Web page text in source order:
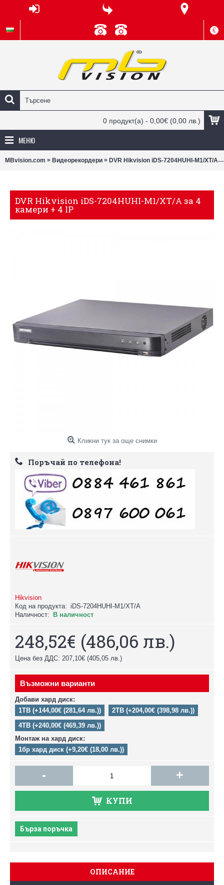
€
0 продукт(а) - 0,00€ (0,00 лв.)
МЕНЮ
MBvision.com » Видеорекордери » DVR Hikvision iDS-7204HUHI-M1/XT/A за 4 камери + 4 IP
DVR Hikvision iDS-7204HUHI-M1/XT/A за 4
камери + 4 IP
Кликни тук за още снимки
Поръчай по телефона!
Hikvision
Код на продукта: iDS-7204HUHI-M1/XT/A
Наличност:
В наличност
248,52€ (486,06 лв.)
Цена без ДДС: 207,10€ (405,05 лв.)
Възможни варианти
Добави хард диск:
1TB (+144,00€ (281,64 лв.))
2TB (+204,00€ (398,98 лв.))
4TB (+240,00€ (469,39 лв.))
Монтаж на хард диск:
1бр хард диск (+9,20€ (18,00 лв.))
- +
КУПИ
Бърза поръчка
ОПИСАНИЕ